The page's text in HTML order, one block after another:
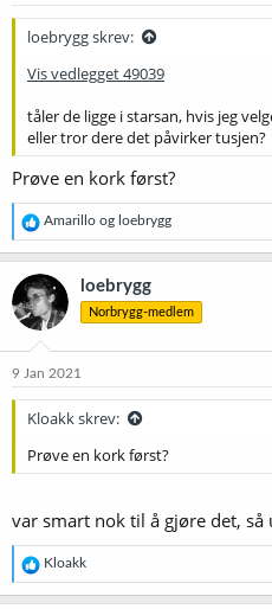
loebrygg skrev:
Vis vedlegget 49039
tåler de ligge i starsan, hvis jeg
eller tror dere det påvirker tusjen?
Prøve en kork først?
R
e
a
k
s
j
o
e
Amarillo og loebrygg
loebrygg
Norbrygg-medlem
9 Jan 2021
Kloakk skrev:
Prøve en kork først?
var smart nok til å gjøre det,
R
e
a
Kloakk